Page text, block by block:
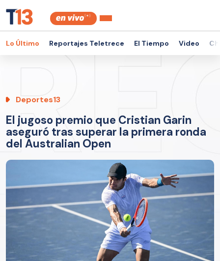
Lo Último Reportajes Teletrece El Tiempo Video
Deportes13
El jugoso premio que Cristian Garin
aseguró tras superar la primera ronda
del Australian Open